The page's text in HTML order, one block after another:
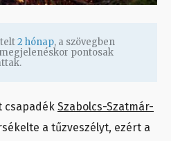
2 hónap, a szövegben
pontosak
csapadék Szabolcs-Szatmár-
a tűzveszélyt, ezért a